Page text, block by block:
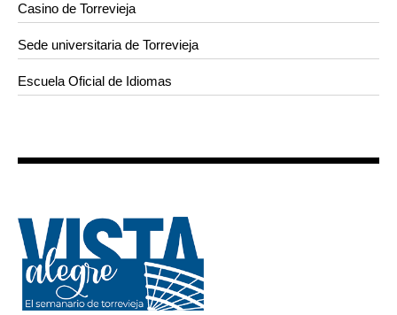
Casino de Torrevieja
Sede universitaria de Torrevieja
Escuela Oficial de Idiomas